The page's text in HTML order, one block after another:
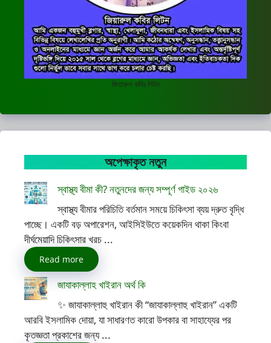
জিয়ারুল কবির লিটন
অপেক্ষাকৃত নতুন
স্বাস্থ্য বীমা কী? নতুনদের জন্য সম্পূর্ণ গাইড ২০২৬
স্বাস্থ্য বীমার পরিচিতি বর্তমান সময়ে চিকিৎসা ব্যয় দ্রুত বৃদ্ধি
পাচ্ছে। একটি বড় অপারেশন, আইসিইউতে কয়েকদিন থাকা কিংবা
দীর্ঘমেয়াদি চিকিৎসার খরচ ...
Read more
জাযাকাল্লাহ খাইরান অর্থ কি
✨ জাযাকাল্লাহু খাইরান কী “জাযাকাল্লাহু খাইরান” একটি
আরবি ইসলামিক দোয়া, যা সাধারণত কারো উপকার বা সাহায্যের পর
কৃতজ্ঞতা প্রকাশের জন্য ...